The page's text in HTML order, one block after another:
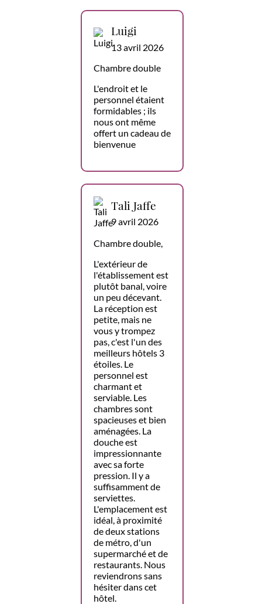
Luigi
13 avril 2026
Chambre double
L'endroit et le
personnel étaient
formidables ; ils
nous ont même
offert un cadeau de
bienvenue
Tali Jaffe
9 avril 2026
Chambre double,
L'extérieur de
l'établissement est
plutôt banal, voire
un peu décevant.
La réception est
petite, mais ne
vous y trompez
pas, c'est l'un des
meilleurs hôtels 3
étoiles. Le
personnel est
charmant et
serviable. Les
chambres sont
spacieuses et bien
aménagées. La
douche est
impressionnante
avec sa forte
pression. Il y a
suffisamment de
serviettes.
L'emplacement est
idéal, à proximité
de deux stations
de métro, d'un
supermarché et de
restaurants. Nous
reviendrons sans
hésiter dans cet
hôtel.